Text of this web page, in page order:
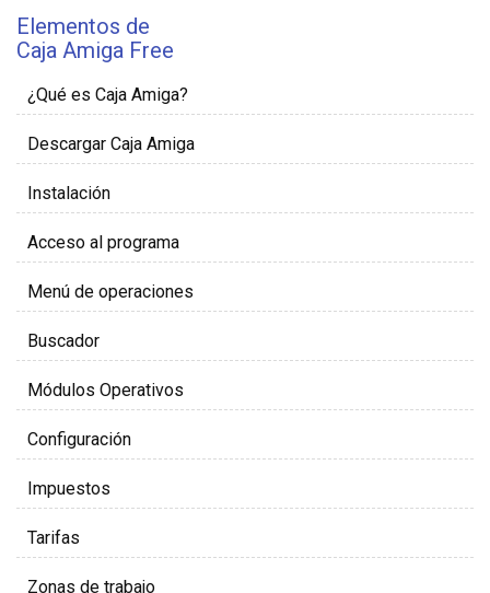
Elementos de
Caja Amiga Free
¿Qué es Caja Amiga?
Descargar Caja Amiga
Instalación
Acceso al programa
Menú de operaciones
Buscador
Módulos Operativos
Configuración
Impuestos
Tarifas
Zonas de trabajo